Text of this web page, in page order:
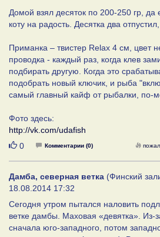
Домой взял десяток по 200-250 гр, да
коту на радость. Десятка два
Приманка – твистер Relax 4 см, цвет
проводка - каждый раз, когда клев
подбирать другую. Когда это
подобрать новый ключик, и рыба
самый главный кайф от рыбалки, по-
Фото здесь:
http://vk.com/udafish
Нравится
0 Комментарии (0)
Дамба, северная ветка (Финский
18.08.2014 17:32
Сегодня утром пытался наловить
ветке дамбы. Маховая «девятка». Из-
сначала юго-западного, потом